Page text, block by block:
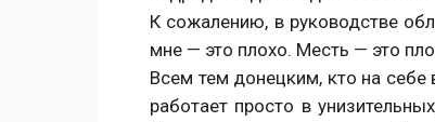
К сожалению, в руководстве
мне — это плохо. Месть — это
Всем тем донецким, кто на
работает просто в